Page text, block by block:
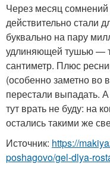
Через месяц
действительно стали
буквально на пару
удлиняющей тушью —
сантиметр. Плюс
(особенно заметно во
перестали выпадать.
тут врать не буду: на
остались такими же
Источник: https://
poshagovo/gel-dlya-